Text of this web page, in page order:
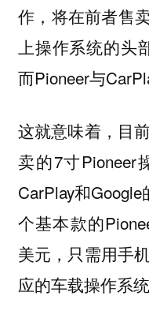
作，将在前者售
上操作系统的头
而Pioneer与
这就意味着，目
卖的7寸Pioneer
CarPlay和
个基本款的
美元，只需用手
应的车载操作系统